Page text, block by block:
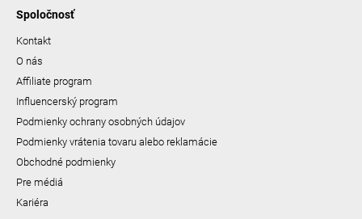
Spoločnosť
Kontakt
O nás
Affiliate program
Influencerský program
Podmienky ochrany osobných údajov
Podmienky vrátenia tovaru alebo reklamácie
Obchodné podmienky
Pre médiá
Kariéra